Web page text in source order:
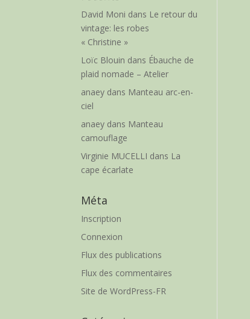
David Moni dans Le retour du
vintage: les robes
« Christine »
Loïc Blouin dans Ébauche de
plaid nomade – Atelier
anaey dans Manteau arc-en-
ciel
anaey dans Manteau
camouflage
Virginie MUCELLI dans La
cape écarlate
Méta
Inscription
Connexion
Flux des publications
Flux des commentaires
Site de WordPress-FR